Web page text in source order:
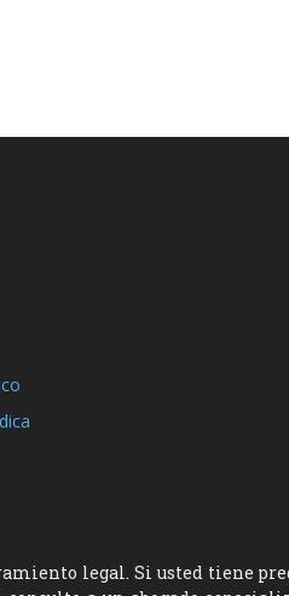
legal. Si usted tiene